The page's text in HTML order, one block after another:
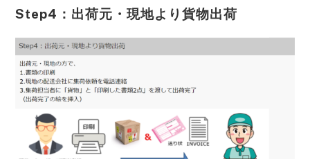
Step4：出荷元・現地より貨物出荷